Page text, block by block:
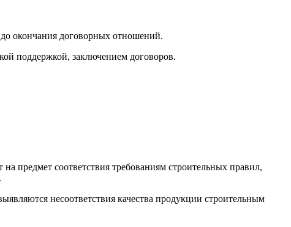
окончания договорных отношений.
поддержкой, заключением договоров.
предмет соответствия требованиям строительных правил,
несоответствия качества продукции строительным